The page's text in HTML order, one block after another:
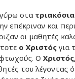
στα
επέκριναν και
οι μαθητές
ο Χριστόςγια
Ο
του λέγοντας